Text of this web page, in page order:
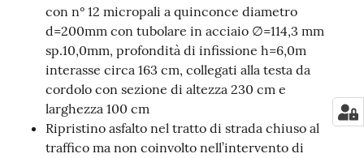
con n° 12 micropali a quinconce diametro
d=200mm con tubolare in acciaio ∅=114,3 mm
sp.10,0mm, profondità di infissione h=6,0m
interasse circa 163 cm, collegati alla testa da
cordolo con sezione di altezza 230 cm e
larghezza 100 cm
Ripristino asfalto nel tratto di strada chiuso al
traffico ma non coinvolto nell’intervento di